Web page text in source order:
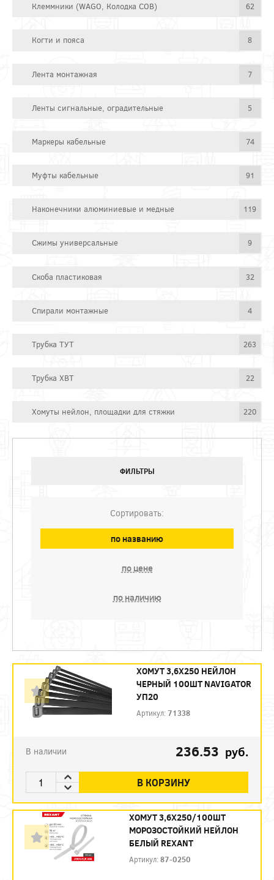
Клеммники (WAGO, Колодка СОВ) 62
Когти и пояса 8
Лента монтажная 7
Ленты сигнальные, оградительные 5
Маркеры кабельные 74
Муфты кабельные 91
Наконечники алюминиевые и медные 119
Сжимы универсальные 9
Скоба пластиковая 32
Спирали монтажные 4
Трубка ТУТ 263
Трубка ХВТ 22
Хомуты нейлон, площадки для стяжки 220
ФИЛЬТРЫ
Сортировать:
по названию
по цене
по наличию
ХОМУТ 3,6Х250 НЕЙЛОН
ЧЕРНЫЙ 100ШТ NAVIGATOR
УП20
Артикул:71338
В наличии 236.53 руб.
В КОРЗИНУ
ХОМУТ 3,6Х250/100ШТ
МОРОЗОСТОЙКИЙ НЕЙЛОН
БЕЛЫЙ REXANT
Артикул:87-0250